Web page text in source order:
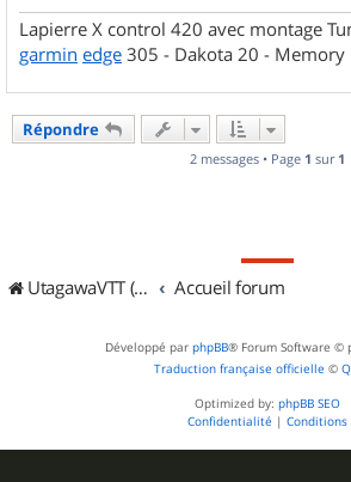
Lapierre X control 420 avec montage
garmin edge 305 - Dakota 20 - Memory
Répondre
2 messages • Page 1 sur 1
UtagawaVTT (Randos VTT et VTTAE avec traces GPS) Accueil forum
Développé par phpBB® Forum Software ©
Traduction française officielle ©
Optimized by: phpBB SEO
Confidentialité | Conditions